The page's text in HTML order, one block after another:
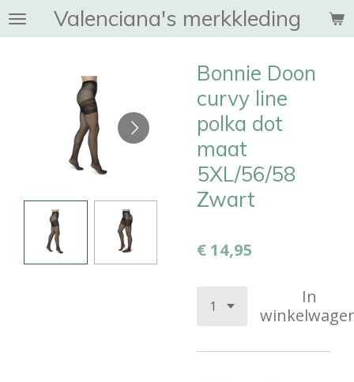
Ga
direct
hoofdinhoud
Valenciana's merkkleding
Bonnie Doon
curvy line
polka dot
maat
5XL/56/58
Zwart
€ 14,95
In